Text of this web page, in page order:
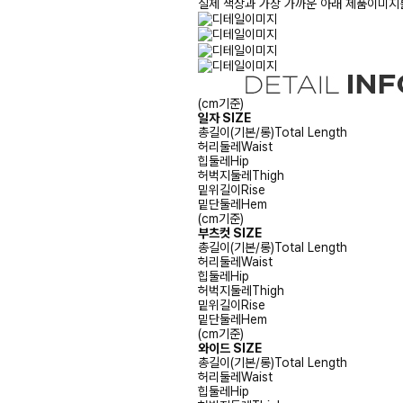
실제 색상과 가장 가까운 아래 제품이미
(cm기준)
일자 SIZE
총길이(기본/롱)Total Length
허리둘레Waist
힙둘레 Hip
허벅지둘레 Thigh
밑위길이 Rise
밑단둘레 Hem
(cm기준)
부츠컷 SIZE
총길이(기본/롱)Total Length
허리둘레Waist
힙둘레 Hip
허벅지둘레 Thigh
밑위길이 Rise
밑단둘레 Hem
(cm기준)
와이드 SIZE
총길이(기본/롱)Total Length
허리둘레Waist
힙둘레 Hip